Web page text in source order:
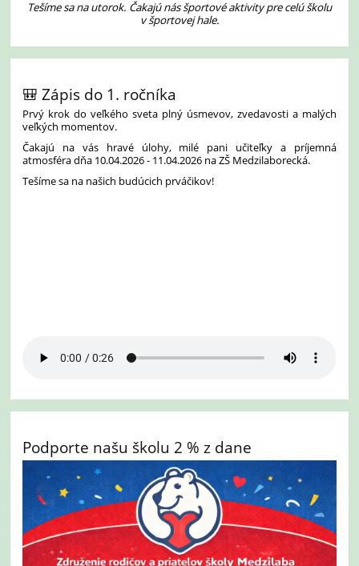
Tešíme sa na utorok. Čakajú nás športové aktivity pre celú školu
v športovej hale.
🎒 Zápis do 1. ročníka
Prvý krok do veľkého sveta plný úsmevov, zvedavosti a malých
veľkých momentov.
Čakajú na vás hravé úlohy, milé pani učiteľky a príjemná
atmosféra dňa 10.04.2026 - 11.04.2026 na ZŠ Medzilaborecká.
Tešíme sa na našich budúcich prváčikov!
Podporte našu školu 2 % z dane